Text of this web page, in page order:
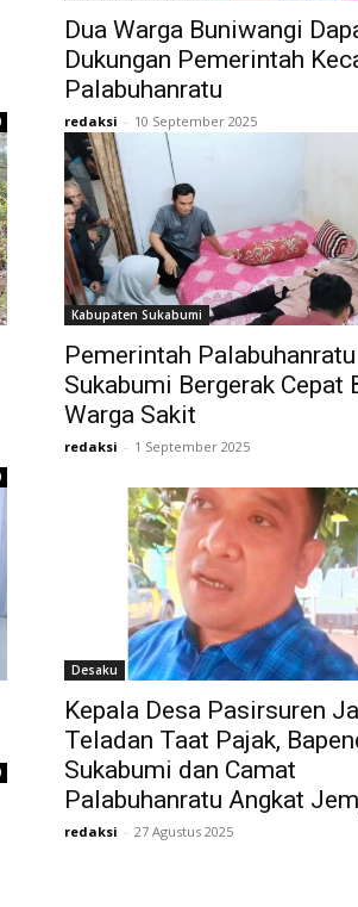
Dua Warga Buniwangi
Dukungan Pemerintah
Palabuhanratu
redaksi - 10 September 2025
Kabupaten Sukabumi
Pemerintah Palabuhanratu
Sukabumi Bergerak Cepat
Warga Sakit
redaksi - 1 September 2025
Desaku
Kepala Desa Pasirsuren
Teladan Taat Pajak,
Sukabumi dan Camat
Palabuhanratu Angkat
redaksi - 27 Agustus 2025